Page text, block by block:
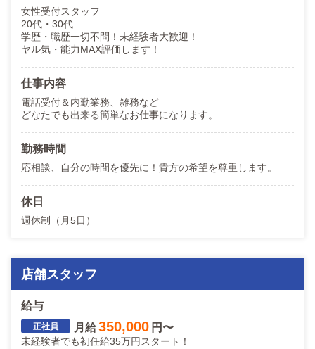
女性受付スタッフ
20代・30代
学歴・職歴一切不問！未経験者大歓迎！
ヤル気・能力MAX評価します！
仕事内容
電話受付＆内勤業務、雑務など
どなたでも出来る簡単なお仕事になります。
勤務時間
応相談、自分の時間を優先に！貴方の希望を尊重します。
休日
週休制（月5日）
店舗スタッフ
給与
月給350,000 円〜
未経験者でも初任給35万円スタート！